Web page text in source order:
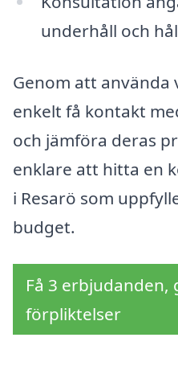
underhåll och
Genom att
enkelt få kontakt
och jämföra deras
enklare att hitta en
i Resarö som
budget.
Få 3 erbjudanden,
förpliktelser